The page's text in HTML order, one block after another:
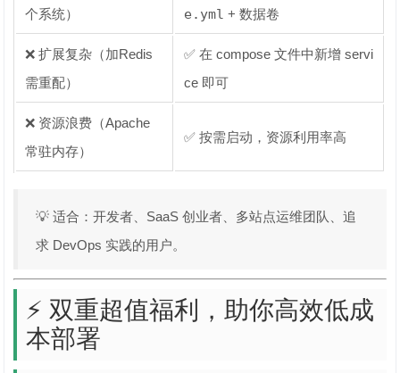
个系统） e.yml + 数据卷
❌ 扩展复杂（加Redis
需重配）
✅ 在 compose 文件中新增 servi
ce 即可
❌ 资源浪费（Apache
常驻内存）
✅ 按需启动，资源利用率高
💡 适合：开发者、SaaS 创业者、多站点运维团队、追
求 DevOps 实践的用户。
⚡ 双重超值福利，助你高效低成
本部署